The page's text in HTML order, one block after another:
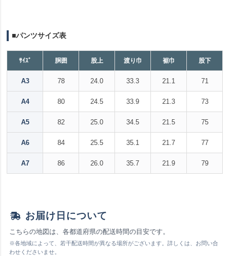
■パンツサイズ表
ｻｲｽﾞ 胴囲 股上 渡り巾 裾巾 股下
A3 78 24.0 33.3 21.1 71
A4 80 24.5 33.9 21.3 73
A5 82 25.0 34.5 21.5 75
A6 84 25.5 35.1 21.7 77
A7 86 26.0 35.7 21.9 79
お届け日について
こちらの地図は、各都道府県の配送時間の目安です。
※各地域によって、若干配送時間が異なる場所がございます。詳しくは、お問い合
わせくださいませ。